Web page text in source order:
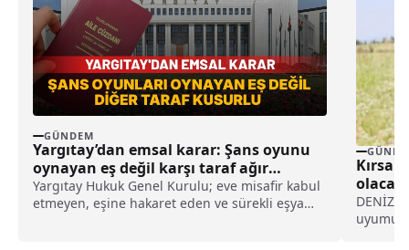
GÜNDEM
Yargıtay’dan emsal karar: Şans oyunu
oynayan eş değil karşı taraf ağır
kusurlu sayıldı
Yargıtay Hukuk Genel Kurulu; eve misafir kabul
etmeyen, eşine hakaret eden ve sürekli eşya
Kırsal